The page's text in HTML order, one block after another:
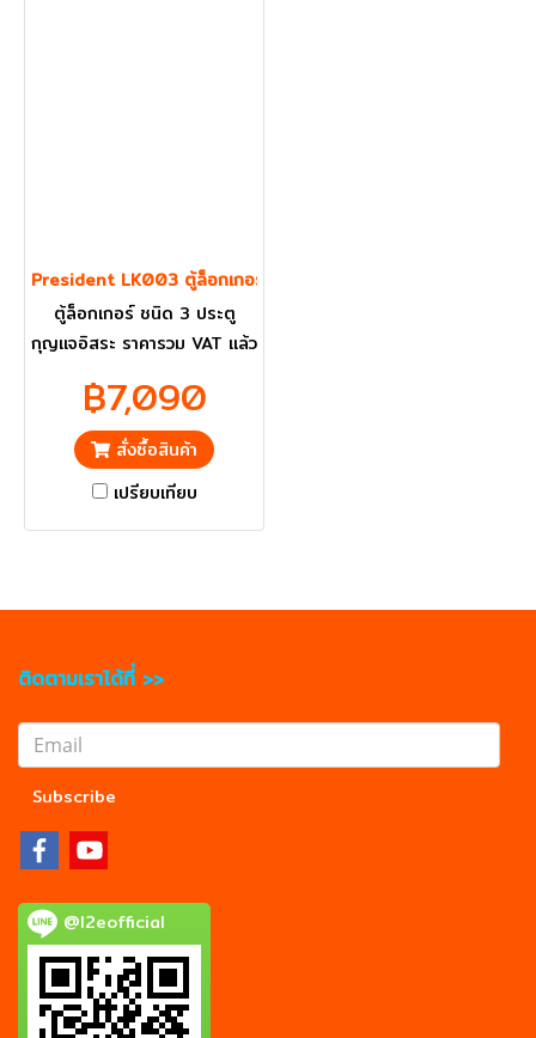
President LK003 ตู้ล็อกเกอร์ 3 ประตู
ตู้ล็อกเกอร์ ชนิด 3 ประตู
กุญแจอิสระ ราคารวม VAT แล้ว
฿7,090
สั่งซื้อสินค้า
เปรียบเทียบ
ติดตามเราได้ที่ >>
Subscribe
@l2eofficial